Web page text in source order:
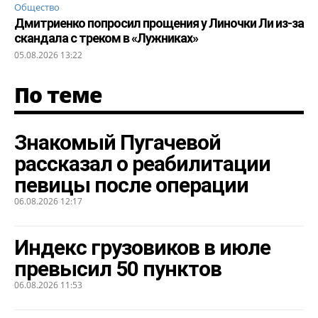
Общество
Дмитриенко попросил прощения у Линочки Ли из-за
скандала с треком в «Лужниках»
05.08.2026 13:22
По теме
Знакомый Пугачевой
рассказал о реабилитации
певицы после операции
06.08.2026 12:17
Индекс грузовиков в июле
превысил 50 пунктов
06.08.2026 11:53